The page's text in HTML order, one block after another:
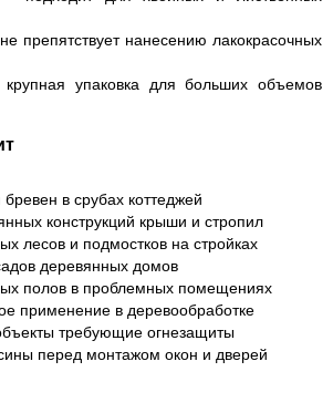
препятствует нанесению лакокрасочных
крупная упаковка для больших объемов
в срубах коттеджей
конструкций крыши и стропил
лесов и подмостков на стройках
деревянных домов
полов в проблемных помещениях
применение в деревообработке
требующие огнезащиты
перед монтажом окон и дверей